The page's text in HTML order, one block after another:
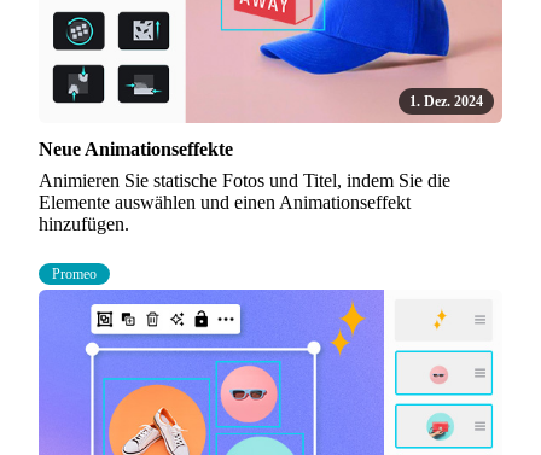
1. Dez. 2024
Neue Animationseffekte
Animieren Sie statische Fotos und Titel, indem Sie die
Elemente auswählen und einen Animationseffekt
hinzufügen.
Promeo